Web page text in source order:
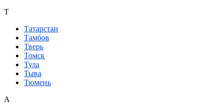
Т
Татарстан
Тамбов
Тверь
Томск
Тула
Тыва
Тюмень
А